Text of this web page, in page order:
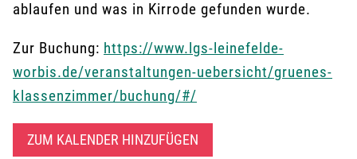
ablaufen und was in Kirrode gefunden wurde.
Zur Buchung: https://www.lgs-leinefelde-
worbis.de/veranstaltungen-uebersicht/gruenes-
klassenzimmer/buchung/#/
ZUM KALENDER HINZUFÜGEN